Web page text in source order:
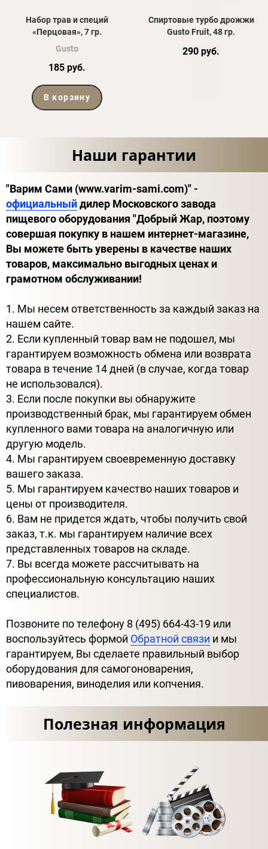
Набор трав и специй
«Перцовая», 7 гр.
Gusto
185 руб.
В корзину
Спиртовые турбо дрожжи
Gusto Fruit, 48 гр.
290 руб.
Наши гарантии
"Варим Сами (www.varim-sami.com)" -
официальныйдилер Московского завода
пищевого оборудования "Добрый Жар, поэтому
совершая покупку в нашем интернет-магазине,
Вы можете быть уверены в качестве наших
товаров, максимально выгодных ценах и
грамотном обслуживании!
1. Мы несем ответственность за каждый заказ на
нашем сайте.
2. Если купленный товар вам не подошел, мы
гарантируем возможность обмена или возврата
товара в течение 14 дней (в случае, когда товар
не использовался).
3. Если после покупки вы обнаружите
производственный брак, мы гарантируем обмен
купленного вами товара на аналогичную или
другую модель.
4. Мы гарантируем своевременную доставку
вашего заказа.
5. Мы гарантируем качество наших товаров и
цены от производителя.
6. Вам не придется ждать, чтобы получить свой
заказ, т.к. мы гарантируем наличие всех
представленных товаров на складе.
7. Вы всегда можете рассчитывать на
профессиональную консультацию наших
специалистов.
Позвоните по телефону 8 (495) 664-43-19 или
воспользуйтесь формой Обратной связи и мы
гарантируем, Вы сделаете правильный выбор
оборудования для самогоноварения,
пивоварения, виноделия или копчения.
Полезная информация